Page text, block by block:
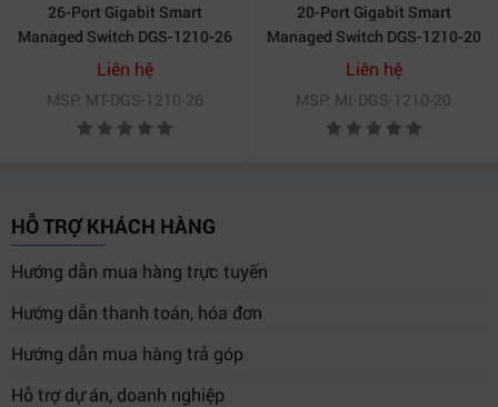
26-Port Gigabit Smart
Managed Switch DGS-1210-26
Liên hệ
MSP: MT-DGS-1210-26
20-Port Gigabit Smart
Managed Switch DGS-1210-20
Liên hệ
MSP: Mt-DGS-1210-20
HỖ TRỢ KHÁCH HÀNG
Hướng dẫn mua hàng trực tuyến
Hướng dẫn thanh toán, hóa đơn
Hướng dẫn mua hàng trả góp
Hỗ trợ dự án, doanh nghiệp